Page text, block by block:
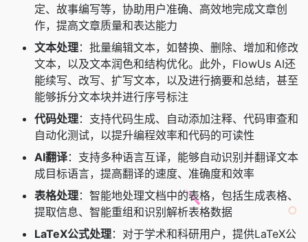
定、故事编写等，协助用户准确、高效地完成文章创
作，提高文章质量和表达能力
文本处理：批量编辑文本，如替换、删除、增加和修改
文本，以及文本润色和结构优化。此外，FlowUs AI还
能续写、改写、扩写文本，以及进行摘要和总结，甚至
能够拆分文本块并进行序号标注
代码处理：支持代码生成、自动添加注释、代码审查和
自动化测试，以提升编程效率和代码的可读性
AI翻译：支持多种语言互译，能够自动识别并翻译文本
成目标语言，提高翻译的速度、准确度和效率
表格处理：智能地处理文档中的表格，包括生成表格、
提取信息、智能重组和识别解析表格数据
LaTeX公式处理：对于学术和科研用户，提供LaTeX公